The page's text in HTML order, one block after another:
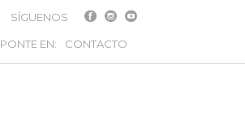
SÍGUENOS
PONTE EN: CONTACTO